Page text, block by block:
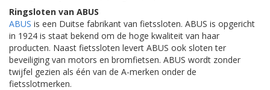
Ringsloten van ABUS
ABUS is een Duitse fabrikant van fietssloten. ABUS is opgericht
in 1924 is staat bekend om de hoge kwaliteit van haar
producten. Naast fietssloten levert ABUS ook sloten ter
beveiliging van motors en bromfietsen. ABUS wordt zonder
twijfel gezien als één van de A-merken onder de
fietsslotmerken.